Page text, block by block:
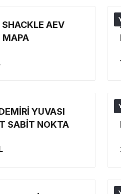
AEV
MAPA
YUVASI
SABİT NOKTA